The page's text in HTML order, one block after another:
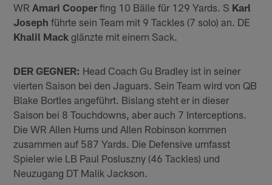
WRAmari Cooperfing 10 Bälle für 129 Yards. S Karl
Joseph führte sein Team mit 9 Tackles (7 solo) an. DE
Khalil Mack glänzte mit einem Sack.
DER GEGNER: Head Coach Gu Bradley ist in seiner
vierten Saison bei den Jaguars. Sein Team wird von QB
Blake Bortles angeführt. Bislang steht er in dieser
Saison bei 8 Touchdowns, aber auch 7 Interceptions.
Die WR Allen Hurns und Allen Robinson kommen
zusammen auf 587 Yards. Die Defensive umfasst
Spieler wie LB Paul Posluszny (46 Tackles) und
Neuzugang DT Malik Jackson.